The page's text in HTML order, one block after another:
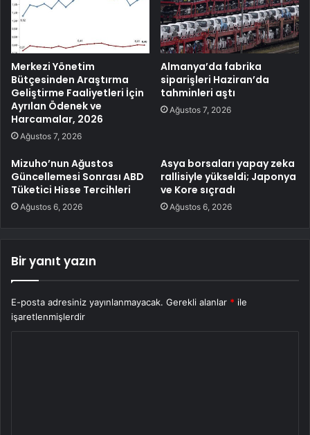
Merkezi Yönetim
Bütçesinden Araştırma
Geliştirme Faaliyetleri İçin
Ayrılan Ödenek ve
Harcamalar, 2026
Ağustos 7, 2026
Almanya’da fabrika
siparişleri Haziran’da
tahminleri aştı
Ağustos 7, 2026
Mizuho’nun Ağustos
Güncellemesi Sonrası ABD
Tüketici Hisse Tercihleri
Ağustos 6, 2026
Asya borsaları yapay zeka
rallisiyle yükseldi; Japonya
ve Kore sıçradı
Ağustos 6, 2026
Bir yanıt yazın
E-posta adresiniz yayınlanmayacak. Gerekli alanlar * ile
işaretlenmişlerdir